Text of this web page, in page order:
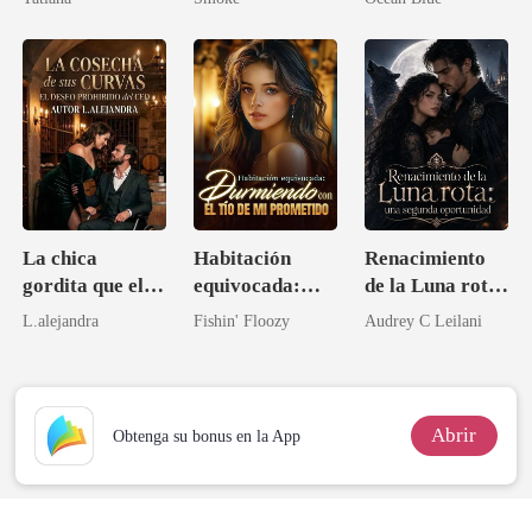
La chica
gordita que el
CEO invalidó
L.alejandra
Habitación
equivocada:
Durmiendo con
Fishin' Floozy
Renacimiento
de la Luna rota:
una segunda
Audrey C Leilani
Obtenga su bonus en la App Abrir